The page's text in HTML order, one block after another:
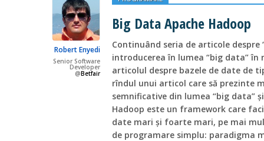
Robert Enyedi
Senior Software
Developer
@Betfair
Big Data Apache Hadoop
Continuând seria de articole despre
introducerea în lumea “big data”
articolul despre bazele de date de
rîndul unui articol care să prezinte
semnificative din lumea “big data”
Hadoop este un framework care
date mari și foarte mari, pe mai
de programare simplu: paradigma